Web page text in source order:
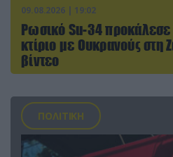
09.08.2026 | 19:02
Ρωσικό Su-34 προκάλεσε
κτίριο με Ουκρανούς στη
βίντεο
ΠΟΛΙΤΙΚΗ